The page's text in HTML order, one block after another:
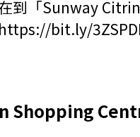
到「Sunway
https://bit.ly/
Shopping